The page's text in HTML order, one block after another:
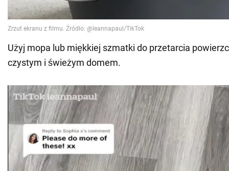
Użyj mopa lub miękkiej szmatki do przetarcia
czystym i świeżym domem.